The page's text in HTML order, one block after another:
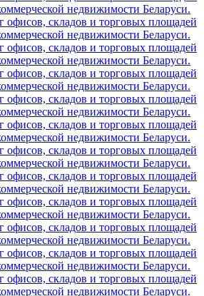
недвижимости Беларуси.
офисов, складов и торговых площадей
недвижимости Беларуси.
офисов, складов и торговых площадей
недвижимости Беларуси.
офисов, складов и торговых площадей
недвижимости Беларуси.
офисов, складов и торговых площадей
недвижимости Беларуси.
офисов, складов и торговых площадей
недвижимости Беларуси.
офисов, складов и торговых площадей
недвижимости Беларуси.
офисов, складов и торговых площадей
недвижимости Беларуси.
офисов, складов и торговых площадей
недвижимости Беларуси.
офисов, складов и торговых площадей
недвижимости Беларуси.
офисов, складов и торговых площадей
недвижимости Беларуси.
офисов, складов и торговых площадей
недвижимости Беларуси.